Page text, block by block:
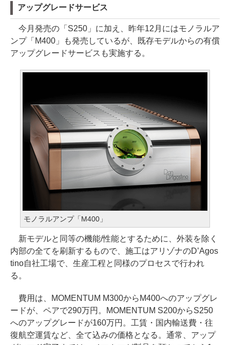
アップグレードサービス
今月発売の「S250」に加え、昨年12月にはモノラルア
ンプ「M400」も発売しているが、既存モデルからの有償
アップグレードサービスも実施する。
モノラルアンプ「M400」
新モデルと同等の機能/性能とするために、外装を除く
内部の全てを刷新するもので、施工はアリゾナのD’Agos
tino自社工場で、生産工程と同様のプロセスで行われ
る。
費用は、MOMENTUM M300からM400へのアップグレ
ードが、ペアで290万円。MOMENTUM S200からS250
へのアップグレードが160万円。工賃・国内輸送費・往
復航空運賃など、全て込みの価格となる。通常、アップ